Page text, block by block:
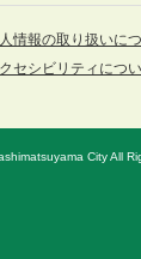
情報の取り扱いに
セシビリティにつ
City All